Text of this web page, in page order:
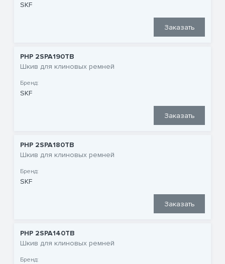
SKF
Заказать
PHP 2SPA190TB
Шкив для клиновых ремней
Бренд:
SKF
Заказать
PHP 2SPA180TB
Шкив для клиновых ремней
Бренд:
SKF
Заказать
PHP 2SPA140TB
Шкив для клиновых ремней
Бренд: